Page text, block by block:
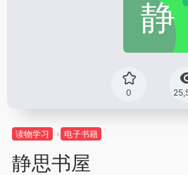
0
读物学习 电子书籍
静思书屋